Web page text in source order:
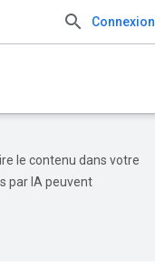
Connexion
le contenu dans votre
par IA peuvent